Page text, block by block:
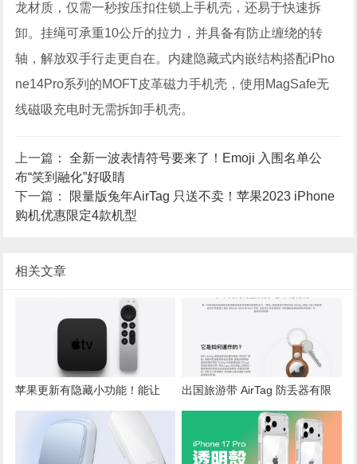
龙材质，仅需一秒按压扣住锁上手机壳，还易于快速拆
卸。挂绳可承重10公斤的拉力，并具备有防止缠绕的转
轴，解放双手行走更自在。内建隐藏式内嵌结构搭配iPho
ne14Pro系列的MOFT皮革磁力手机壳，使用MagSafe无
线磁吸充电时无需拆卸手机壳。
上一篇：全新一波表情符号要来了！Emoji 入围名单公
布“笑到融化”好吸睛
下一篇： 限量版兔年AirTag 只送不卖！苹果2023 iPhone
购机优惠限定4款机型
相关文章
苹果更新有隐藏小功能！能让
iPhone 为电视“自动调色”
出国旅游带 AirTag 防丢器有限
制！iPhone 精确寻找功能这16
国不能用